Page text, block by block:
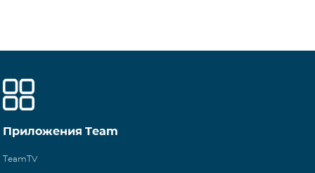
Приложения Team
TeamTV